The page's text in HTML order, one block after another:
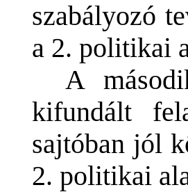
szabályozó
a 2. politikai
A
kifundált
sajtóban jól
2. politikai